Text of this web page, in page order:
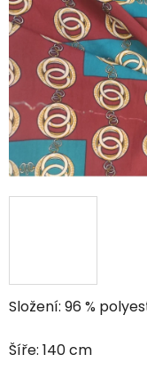
Složení: 96 %
Šíře: 140 cm
5
hviezdičiek.